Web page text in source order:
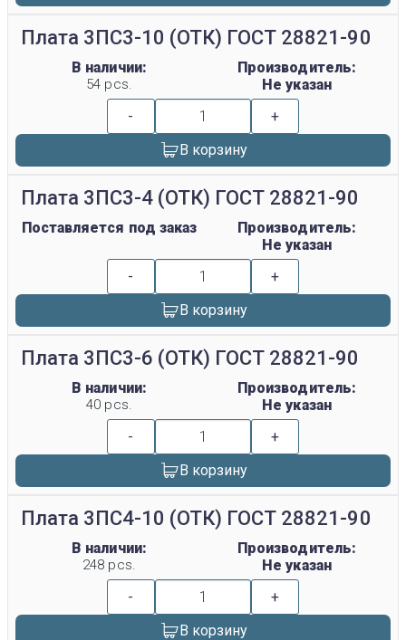
Плата 3ПС3-10 (ОТК) ГОСТ 28821-90
В наличии:
54 pcs.
Производитель:
Не указан
-
+
В корзину
Плата 3ПС3-4 (ОТК) ГОСТ 28821-90
Поставляется под заказ
Производитель:
Не указан
-
+
В корзину
Плата 3ПС3-6 (ОТК) ГОСТ 28821-90
В наличии:
40 pcs.
Производитель:
Не указан
-
+
В корзину
Плата 3ПС4-10 (ОТК) ГОСТ 28821-90
В наличии:
248 pcs.
Производитель:
Не указан
-
+
В корзину